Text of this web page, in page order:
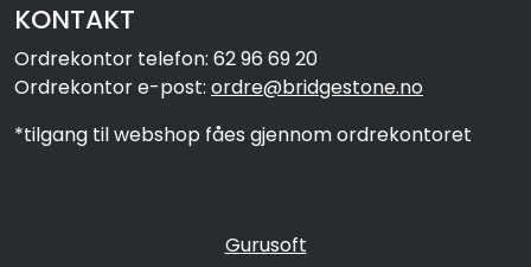
KONTAKT
Ordrekontor telefon: 62 96 69 20
Ordrekontor e-post: ordre@bridgestone.no
*tilgang til webshop fåes gjennom ordrekontoret
Gurusoft